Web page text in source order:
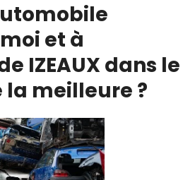
et à
IZEAUX dans le
la meilleure ?